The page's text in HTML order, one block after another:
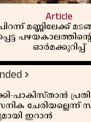
Article
മണ്ണിലേക്ക്
ഓർമക്കുറിപ്പ്
പാകിസ്താൻ
ചേരിയല്ലെന്ന്
ഇറാൻ